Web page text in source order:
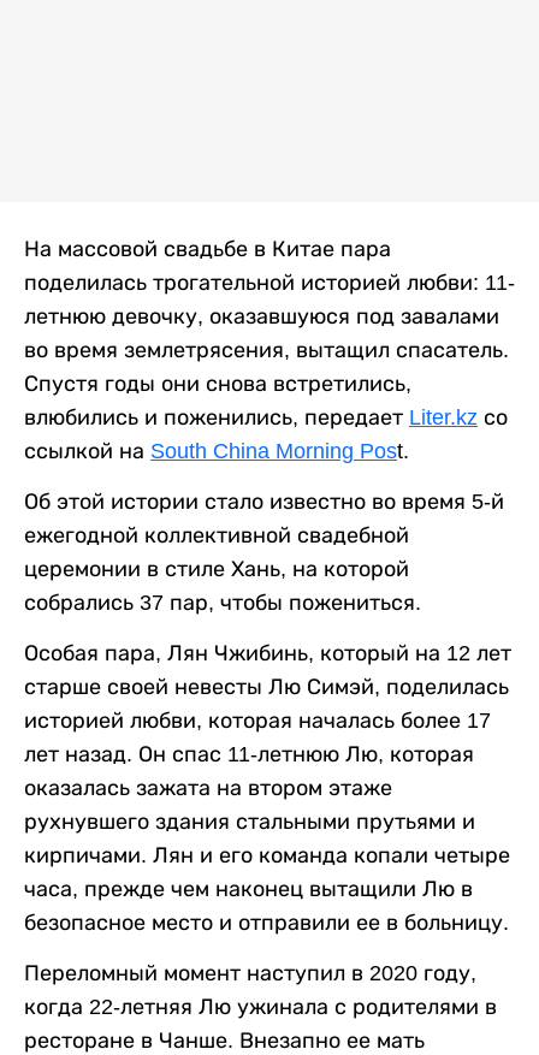
На массовой свадьбе в Китае пара
поделилась трогательной историей любви: 11-
летнюю девочку, оказавшуюся под завалами
во время землетрясения, вытащил спасатель.
Спустя годы они снова встретились,
влюбились и поженились, передает Liter.kz со
ссылкой на South China Morning Post.
Об этой истории стало известно во время 5-й
ежегодной коллективной свадебной
церемонии в стиле Хань, на которой
собрались 37 пар, чтобы пожениться.
Особая пара, Лян Чжибинь, который на 12 лет
старше своей невесты Лю Симэй, поделилась
историей любви, которая началась более 17
лет назад. Он спас 11-летнюю Лю, которая
оказалась зажата на втором этаже
рухнувшего здания стальными прутьями и
кирпичами. Лян и его команда копали четыре
часа, прежде чем наконец вытащили Лю в
безопасное место и отправили ее в больницу.
Переломный момент наступил в 2020 году,
когда 22-летняя Лю ужинала с родителями в
ресторане в Чанше. Внезапно ее мать